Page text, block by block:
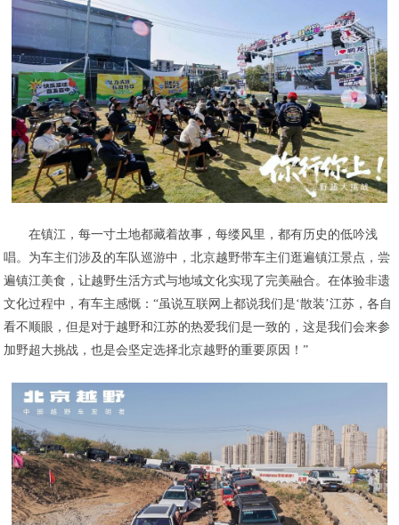
在镇江，每一寸土地都藏着故事，每缕风里，都有历史的低吟浅
唱。为车主们涉及的车队巡游中，北京越野带车主们逛遍镇江景点，尝
遍镇江美食，让越野生活方式与地域文化实现了完美融合。在体验非遗
文化过程中，有车主感慨：“虽说互联网上都说我们是‘散装’江苏，各自
看不顺眼，但是对于越野和江苏的热爱我们是一致的，这是我们会来参
加野超大挑战，也是会坚定选择北京越野的重要原因！”